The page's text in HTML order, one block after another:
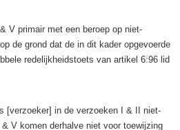
V primair met een beroep op niet-
de grond dat de in dit kader opgevoerde
redelijkheidstoets van artikel 6:96 lid
[verzoeker] in de verzoeken I & II niet-
V komen derhalve niet voor toewijzing